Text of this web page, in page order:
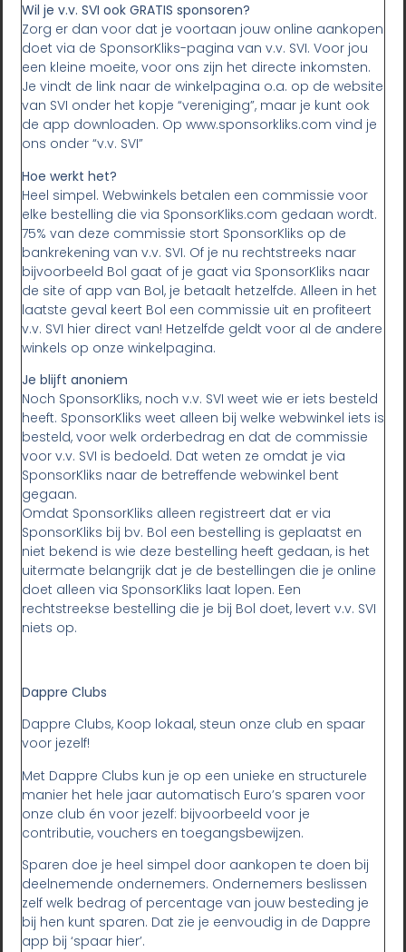
Wil je v.v. SVI ook GRATIS sponsoren?
Zorg er dan voor dat je voortaan jouw online aankopen
doet via de SponsorKliks-pagina van v.v. SVI. Voor jou
een kleine moeite, voor ons zijn het directe inkomsten.
Je vindt de link naar de winkelpagina o.a. op de website
van SVI onder het kopje “vereniging”, maar je kunt ook
de app downloaden. Op www.sponsorkliks.com vind je
ons onder “v.v. SVI”
Hoe werkt het?
Heel simpel. Webwinkels betalen een commissie voor
elke bestelling die via SponsorKliks.com gedaan wordt.
75% van deze commissie stort SponsorKliks op de
bankrekening van v.v. SVI. Of je nu rechtstreeks naar
bijvoorbeeld Bol gaat of je gaat via SponsorKliks naar
de site of app van Bol, je betaalt hetzelfde. Alleen in het
laatste geval keert Bol een commissie uit en profiteert
v.v. SVI hier direct van! Hetzelfde geldt voor al de andere
winkels op onze winkelpagina.
Je blijft anoniem
Noch SponsorKliks, noch v.v. SVI weet wie er iets besteld
heeft. SponsorKliks weet alleen bij welke webwinkel iets is
besteld, voor welk orderbedrag en dat de commissie
voor v.v. SVI is bedoeld. Dat weten ze omdat je via
SponsorKliks naar de betreffende webwinkel bent
gegaan.
Omdat SponsorKliks alleen registreert dat er via
SponsorKliks bij bv. Bol een bestelling is geplaatst en
niet bekend is wie deze bestelling heeft gedaan, is het
uitermate belangrijk dat je de bestellingen die je online
doet alleen via SponsorKliks laat lopen. Een
rechtstreekse bestelling die je bij Bol doet, levert v.v. SVI
niets op.
Dappre Clubs
Dappre Clubs, Koop lokaal, steun onze club en spaar
voor jezelf!
Met Dappre Clubs kun je op een unieke en structurele
manier het hele jaar automatisch Euro’s sparen voor
onze club én voor jezelf: bijvoorbeeld voor je
contributie, vouchers en toegangsbewijzen.
Sparen doe je heel simpel door aankopen te doen bij
deelnemende ondernemers. Ondernemers beslissen
zelf welk bedrag of percentage van jouw besteding je
bij hen kunt sparen. Dat zie je eenvoudig in de Dappre
app bij ‘spaar hier’.